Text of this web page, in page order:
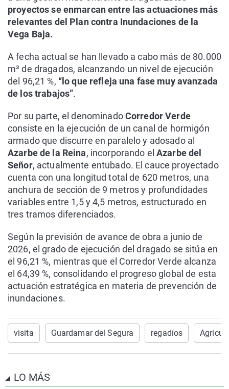
proyectos se enmarcan entre las actuaciones más
relevantes del Plan contra Inundaciones de la
Vega Baja.
A fecha actual se han llevado a cabo más de 80.000
m³ de dragados, alcanzando un nivel de ejecución
del 96,21 %, “lo que refleja una fase muy avanzada
de los trabajos”.
Por su parte, el denominadoCorredor Verde
consiste en la ejecución de un canal de hormigón
armado que discurre en paralelo y adosado al
Azarbe de la Reina, incorporando elAzarbe del
Señor, actualmente entubado. El cauce proyectado
cuenta con una longitud total de 620 metros, una
anchura de sección de 9 metros y profundidades
variables entre 1,5 y 4,5 metros, estructurado en
tres tramos diferenciados.
Según la previsión de avance de obra a junio de
2026, el grado de ejecución del dragado se sitúa en
el 96,21 %, mientras que el Corredor Verde alcanza
el 64,39 %, consolidando el progreso global de esta
actuación estratégica en materia de prevención de
inundaciones.
visita Guardamar del Segura regadíos
LO MÁS